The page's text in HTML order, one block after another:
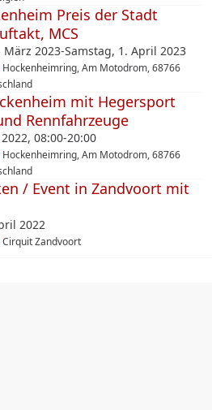
Preis der Stadt
MCS
2023-Samstag, 1. April 2023
Hockenheimring, Am Motodrom, 68766
mit Hegersport
Rennfahrzeuge
08:00-20:00
Hockenheimring, Am Motodrom, 68766
/ Event in Zandvoort mit
2022
Cirquit Zandvoort